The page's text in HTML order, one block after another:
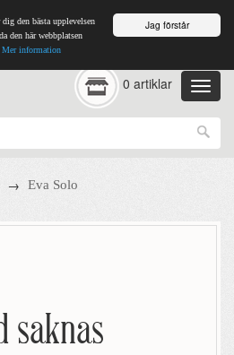
Jag förstår
den bästa upplevelsen
den här webbplatsen
Mer information
0 artiklar
→ Eva Solo
saknas